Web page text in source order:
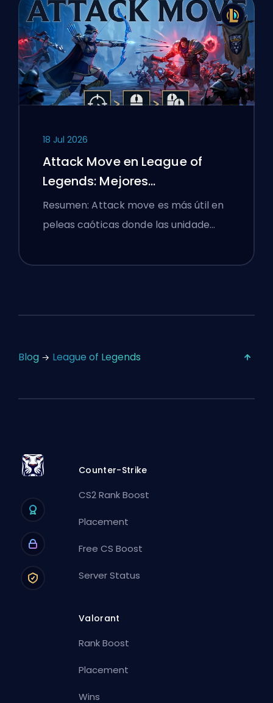
18 Jul 2026
Attack Move en League of
Legends: Mejores
Configuraciones
Resumen: Attack move es más útil en
peleas caóticas donde las unidade…
Blog League of Legends
Counter-Strike
CS2 Rank Boost
Placement
Free CS Boost
Server Status
Valorant
Rank Boost
Placement
Wins